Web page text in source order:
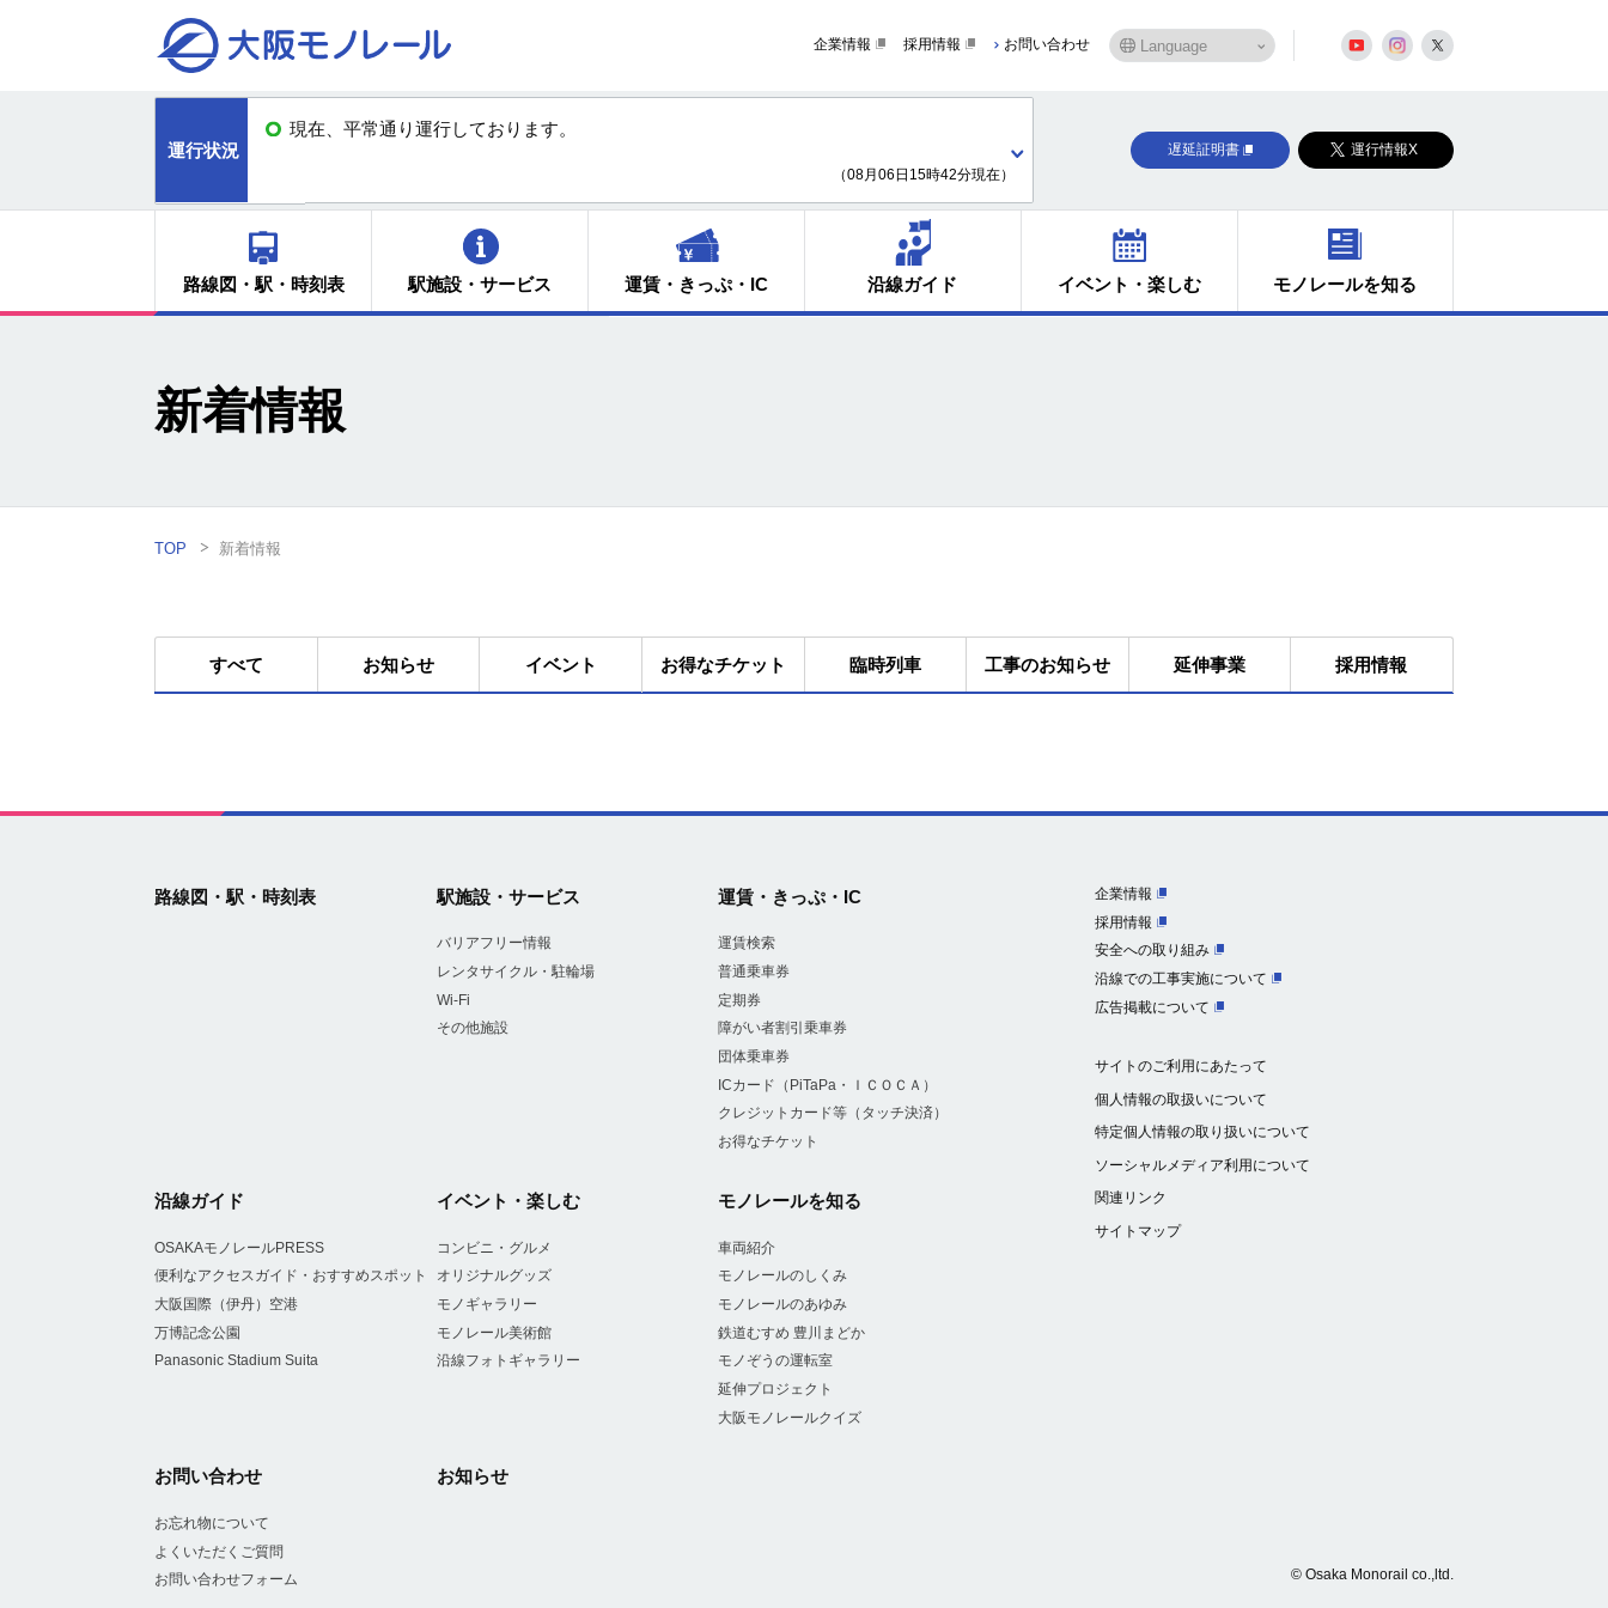
企業情報 採用情報 お問い合わせ
運行状況
現在、平常通り運行しております。
（08月06日15時42分現在）
遅延証明書 運行情報X
路線図・駅・時刻表 駅施設・サービス 運賃・きっぷ・IC 沿線ガイド イベント・楽しむ モノレールを知る
新着情報
TOP 新着情報
すべて お知らせ イベント お得なチケット 臨時列車 工事のお知らせ 延伸事業 採用情報
路線図・駅・時刻表 駅施設・サービス
バリアフリー情報
レンタサイクル・駐輪場
Wi-Fi
その他施設
運賃・きっぷ・IC
運賃検索
普通乗車券
定期券
障がい者割引乗車券
団体乗車券
ICカード（PiTaPa・ＩＣＯＣＡ）
クレジットカード等（タッチ決済）
お得なチケット
沿線ガイド
OSAKAモノレールPRESS
便利なアクセスガイド・おすすめスポット
大阪国際（伊丹）空港
万博記念公園
Panasonic Stadium Suita
イベント・楽しむ
コンビニ・グルメ
オリジナルグッズ
モノギャラリー
モノレール美術館
沿線フォトギャラリー
モノレールを知る
車両紹介
モノレールのしくみ
モノレールのあゆみ
鉄道むすめ 豊川まどか
モノぞうの運転室
延伸プロジェクト
大阪モノレールクイズ
お問い合わせ
お忘れ物について
よくいただくご質問
お問い合わせフォーム
お知らせ
企業情報
採用情報
安全への取り組み
沿線での工事実施について
広告掲載について
サイトのご利用にあたって
個人情報の取扱いについて
特定個人情報の取り扱いについて
ソーシャルメディア利用について
関連リンク
サイトマップ
© Osaka Monorail co.,ltd.